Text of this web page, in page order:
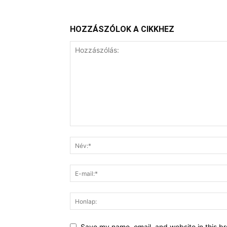
HOZZÁSZÓLOK A CIKKHEZ